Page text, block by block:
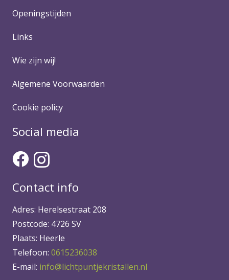
Openingstijden
Links
Wie zijn wij!
Algemene Voorwaarden
Cookie policy
Social media
Contact info
Adres: Herelsestraat 208
Postcode: 4726 SV
Plaats: Heerle
Telefoon: 0615236038
E-mail: info@lichtpuntjekristallen.nl